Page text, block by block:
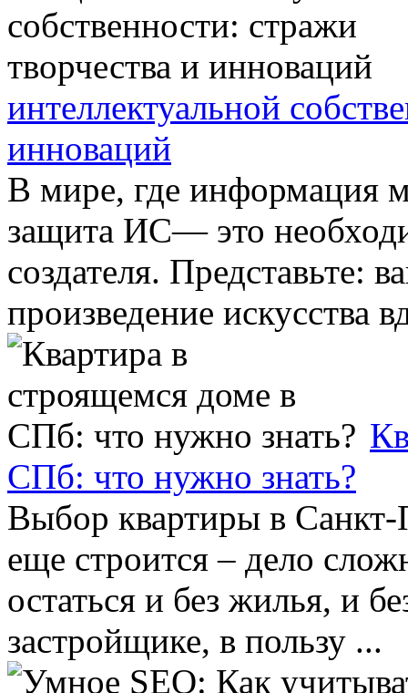
интеллектуальной
инноваций
В мире, где информация
защита ИС— это
создателя. Представьте:
произведение искусства
СПб: что нужно знать?
Выбор квартиры в Санкт-
еще строится – дело
остаться и без жилья, и
застройщике, в пользу ...